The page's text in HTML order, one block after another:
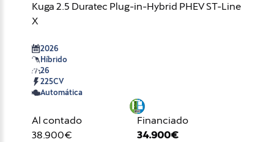
Kuga 2.5 Duratec Plug-in-Hybrid PHEV ST-Line
X
2026
Híbrido
26
225CV
Automática
Al contado
38.900€
Financiado
34.900€